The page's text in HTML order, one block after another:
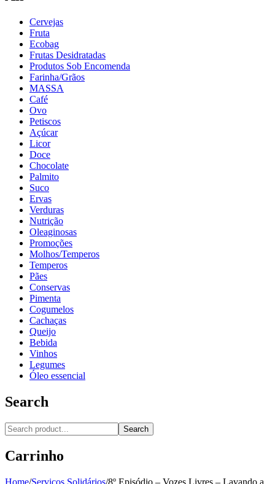
Cervejas
Fruta
Ecobag
Frutas Desidratadas
Produtos Sob Encomenda
Farinha/Grãos
MASSA
Café
Ovo
Petiscos
Açúcar
Licor
Doce
Chocolate
Palmito
Suco
Ervas
Verduras
Nutrição
Oleaginosas
Promoções
Molhos/Temperos
Temperos
Pães
Conservas
Pimenta
Cogumelos
Cachaças
Queijo
Bebida
Vinhos
Legumes
Óleo essencial
Search
Search
Carrinho
Home/Serviços Solidários/8º Episódio – Vozes Livres – Lavando a